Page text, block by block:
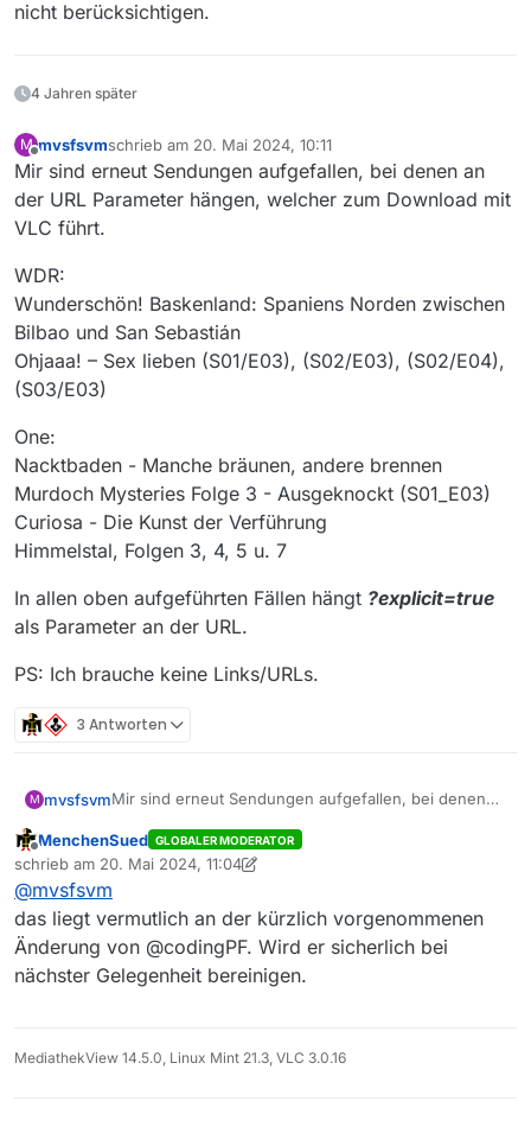
vh.akamaihd.net/z/media/FSK/video_fsk12_20160311_,
Das dürfte eher ein Fall für ffmpeg statt VLC sein.
nicht berücksichtigen.
4 Jahren später
M
Offline
mvsfsvmschrieb am 20. Mai 2024, 10:11
zuletzt editiert von
Mir sind erneut Sendungen aufgefallen, bei denen an
der URL Parameter hängen, welcher zum Download mit
VLC führt.
WDR:
Wunderschön! Baskenland: Spaniens Norden zwischen
Bilbao und San Sebastián
Ohjaaa! – Sex lieben (S01/E03), (S02/E03), (S02/E04),
(S03/E03)
One:
Nacktbaden - Manche bräunen, andere brennen
Murdoch Mysteries Folge 3 - Ausgeknockt (S01_E03)
Curiosa - Die Kunst der Verführung
Himmelstal, Folgen 3, 4, 5 u. 7
In allen oben aufgeführten Fällen hängt ?explicit=true
als Parameter an der URL.
PS: Ich brauche keine Links/URLs.
3 Antworten
M mvsfsvmMir sind erneut Sendungen aufgefallen, bei denen
Download mit VLC führt.
WDR:
Wunderschön! Baskenland: Spaniens Norden
Ohjaaa! – Sex lieben (S01/E03), (S02/E03),
Nacktbaden - Manche bräunen, andere brennen
Murdoch Mysteries Folge 3 - Ausgeknockt (S01_E03)
Curiosa - Die Kunst der Verführung
Himmelstal, Folgen 3, 4, 5 u. 7
In allen oben aufgeführten Fällen hängt
explicit=trueals Parameter an der URL.
PS: Ich brauche keine Links/URLs.
Offline
MenchenSued GLOBALER MODERATOR
schrieb am 20. Mai 2024, 11:04
zuletzt editiert von MenchenSued
@mvsfsvm
das liegt vermutlich an der kürzlich vorgenommenen
Änderung von @codingPF. Wird er sicherlich bei
nächster Gelegenheit bereinigen.
MediathekView 14.5.0, Linux Mint 21.3, VLC 3.0.16